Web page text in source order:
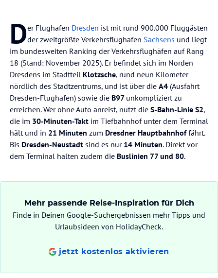
Der Flughafen Dresden ist mit rund 900.000 Fluggästen
der zweitgrößte Verkehrsflughafen Sachsens und liegt
im bundesweiten Ranking der Verkehrsflughäfen auf Rang
18 (Stand: November 2025). Er befindet sich im Norden
Dresdens im Stadtteil Klotzsche, rund neun Kilometer
nördlich des Stadtzentrums, und ist über die A4 (Ausfahrt
Dresden-Flughafen) sowie die B97 unkompliziert zu
erreichen. Wer ohne Auto anreist, nutzt die S-Bahn-Linie S2,
die im 30-Minuten-Takt im Tiefbahnhof unter dem Terminal
hält und in 21 Minuten zum Dresdner Hauptbahnhoffährt.
Bis Dresden-Neustadt sind es nur 14 Minuten. Direkt vor
dem Terminal halten zudem die Buslinien 77 und 80.
Mehr passende Reise-Inspiration für Dich
Finde in Deinen Google-Suchergebnissen mehr Tipps und
Urlaubsideen von HolidayCheck.
jetzt kostenlos aktivieren